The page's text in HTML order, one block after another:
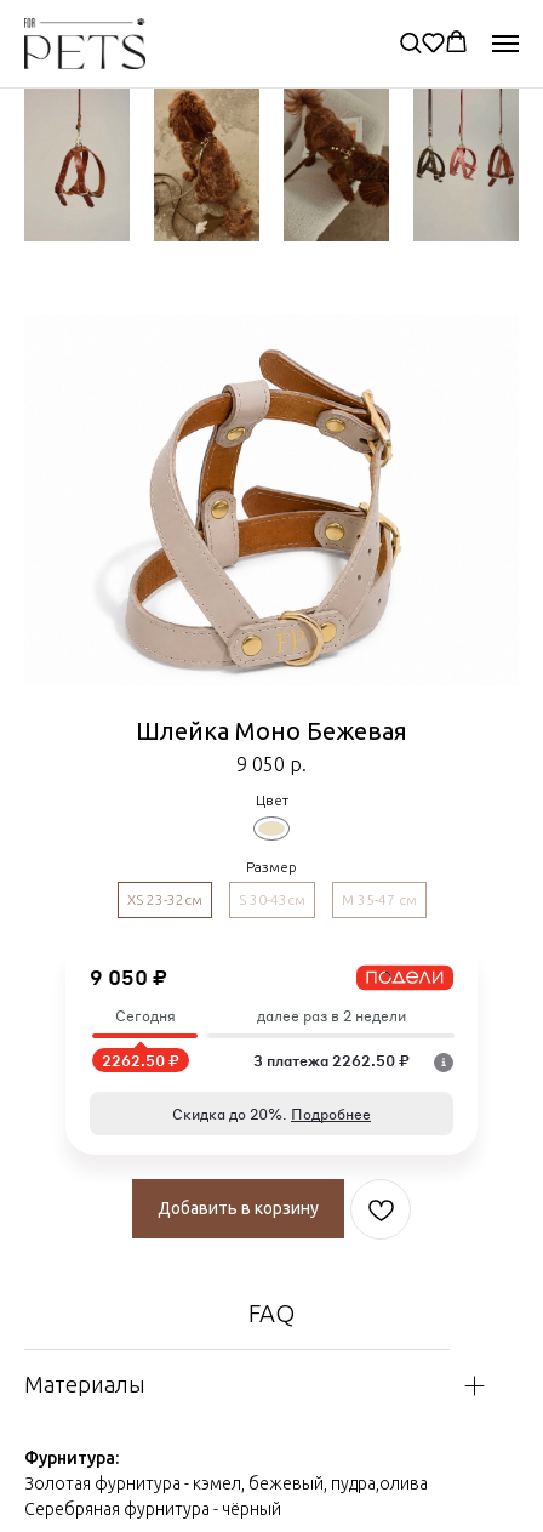
Главная → Шлейки для собак Шлейка Mono Бежевая
Шлейка Моно Бежевая
9 050 р.
Цвет
Размер
XS 23-32см S 30-43см M 35-47 см
9 050 ₽
Сегодня
2262.50 ₽
далее раз в 2 недели
3 платежа 2262.50 ₽
Скидка до 20%. Подробнее
Добавить в корзину
FAQ
Материалы
Фурнитура:
Золотая фурнитура - кэмел, бежевый, пудра,олива
Серебряная фурнитура - чёрный